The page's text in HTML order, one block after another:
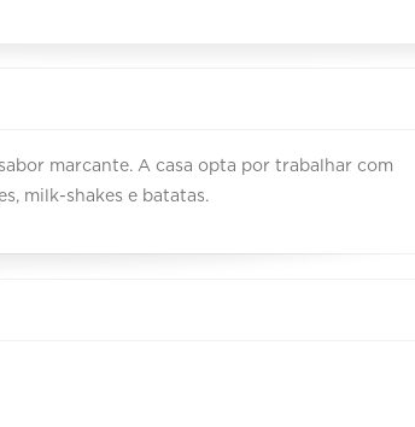
marcante. A casa opta por trabalhar com
milk-shakes e batatas.